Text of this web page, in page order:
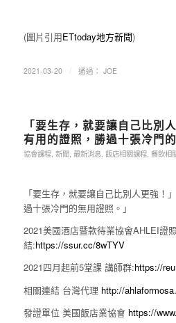
(圖片引用ETtoday地方新聞)
2021-03-20 通過： JOE
「要生存，就要讓自己比別
有用的證照，勝過十張冷門的
協會課程, 新聞, 最新消息, 飯店相關課程, 餐飲相
「要生存，就要讓自己比別人更強！
過十張冷門的無用證照。」
2021美國酒店暨款待業協會AHLEI證
結:https://ssur.cc/8wTYV
2021四月起前5堂課 講師群:https://
相關連結 台灣代理 http://
發證單位 美國飯店業協會 https://